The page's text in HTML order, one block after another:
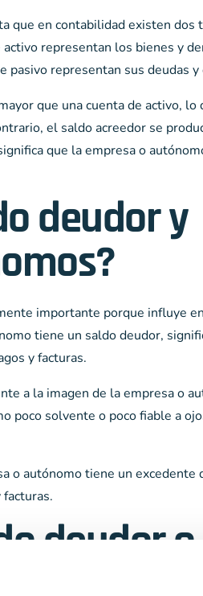
que en contabilidad existen dos
representan los bienes y
pasivo representan sus deudas
que una cuenta de activo, lo
el saldo acreedor se
que la empresa o
deudor y
importante porque influye
tiene un saldo deudor,
y facturas.
a la imagen de la empresa o
poco solvente o poco fiable a
o autónomo tiene un excedente
deudor o